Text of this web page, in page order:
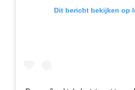
Dit bericht bekijken op